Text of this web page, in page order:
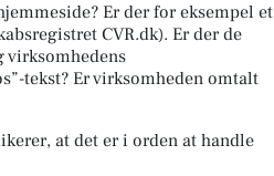
Er der for eksempel et
CVR.dk). Er der de
tekst? Er virksomheden omtalt
at det er i orden at handle